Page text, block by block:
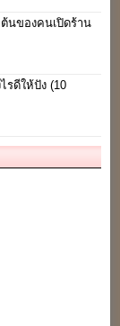
นของคนเปิดร้าน
รดีให้ปัง (10